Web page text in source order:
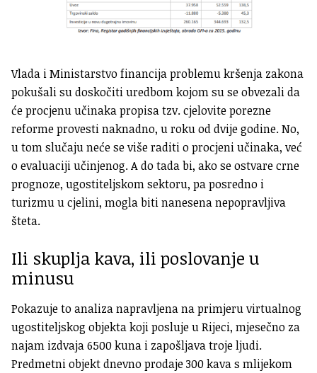
Vlada i Ministarstvo financija problemu kršenja zakona
pokušali su doskočiti uredbom kojom su se obvezali da
će procjenu učinaka propisa tzv. cjelovite porezne
reforme provesti naknadno, u roku od dvije godine. No,
u tom slučaju neće se više raditi o procjeni učinaka, već
o evaluaciji učinjenog. A do tada bi, ako se ostvare crne
prognoze, ugostiteljskom sektoru, pa posredno i
turizmu u cjelini, mogla biti nanesena nepopravljiva
šteta.
Ili skuplja kava, ili poslovanje u
minusu
Pokazuje to analiza napravljena na primjeru virtualnog
ugostiteljskog objekta koji posluje u Rijeci, mjesečno za
najam izdvaja 6500 kuna i zapošljava troje ljudi.
Predmetni objekt dnevno prodaje 300 kava s mlijekom